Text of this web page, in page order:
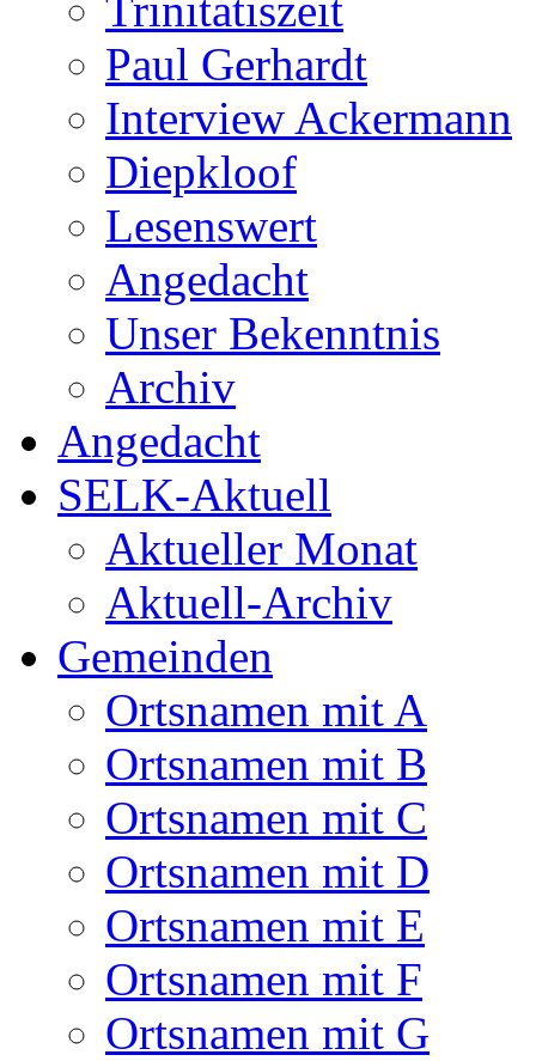
Paul Gerhardt
Interview Ackermann
Diepkloof
Lesenswert
Angedacht
Unser Bekenntnis
Archiv
Angedacht
SELK-Aktuell
Aktueller Monat
Aktuell-Archiv
Gemeinden
Ortsnamen mit A
Ortsnamen mit B
Ortsnamen mit C
Ortsnamen mit D
Ortsnamen mit E
Ortsnamen mit F
Ortsnamen mit G